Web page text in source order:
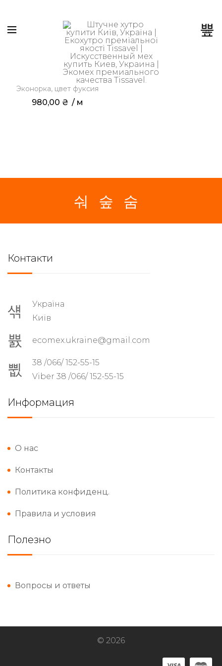
0
Эконорка, цвет фуксия
980,00 ₴ / м
Контакти
Україна
Київ
ecomex.ukraine@gmail.com
38 /066/ 152-55-15
Viber 38 /066/ 152-55-15
Информация
О нас
Контакты
Политика конфиденц.
Правила и условия
Полезно
Вопросы и ответы
© 2026